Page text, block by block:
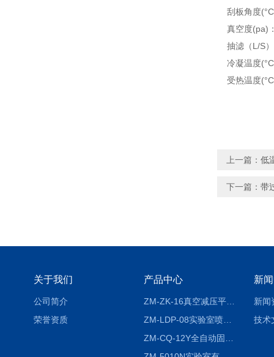
刮板角度
真空度(pa)
抽滤（L/S
冷凝温度
受热温度
上一篇： 低
下一篇： 带
关于我们
公司简介
荣誉资质
产品中心
ZM-ZK-16真空减压平行浓缩仪
ZM-LDP-08实验室喷雾冷冻干燥机
新
新闻
技术